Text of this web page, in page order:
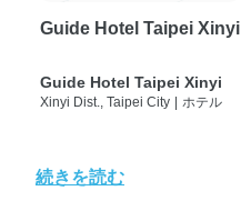
Guide Hotel Taipei Xinyi
Guide Hotel Taipei Xinyi
Xinyi Dist., Taipei City | ホテル
続きを読む